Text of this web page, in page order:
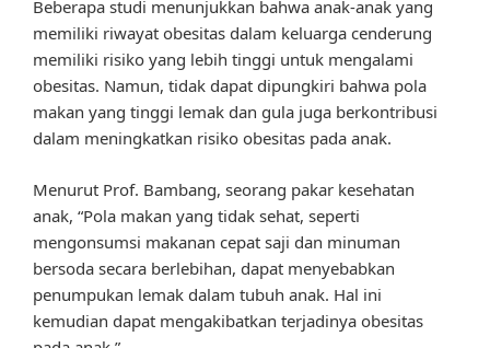
Beberapa studi menunjukkan bahwa anak-anak yang
memiliki riwayat obesitas dalam keluarga cenderung
memiliki risiko yang lebih tinggi untuk mengalami
obesitas. Namun, tidak dapat dipungkiri bahwa pola
makan yang tinggi lemak dan gula juga berkontribusi
dalam meningkatkan risiko obesitas pada anak.
Menurut Prof. Bambang, seorang pakar kesehatan
anak, “Pola makan yang tidak sehat, seperti
mengonsumsi makanan cepat saji dan minuman
bersoda secara berlebihan, dapat menyebabkan
penumpukan lemak dalam tubuh anak. Hal ini
kemudian dapat mengakibatkan terjadinya obesitas